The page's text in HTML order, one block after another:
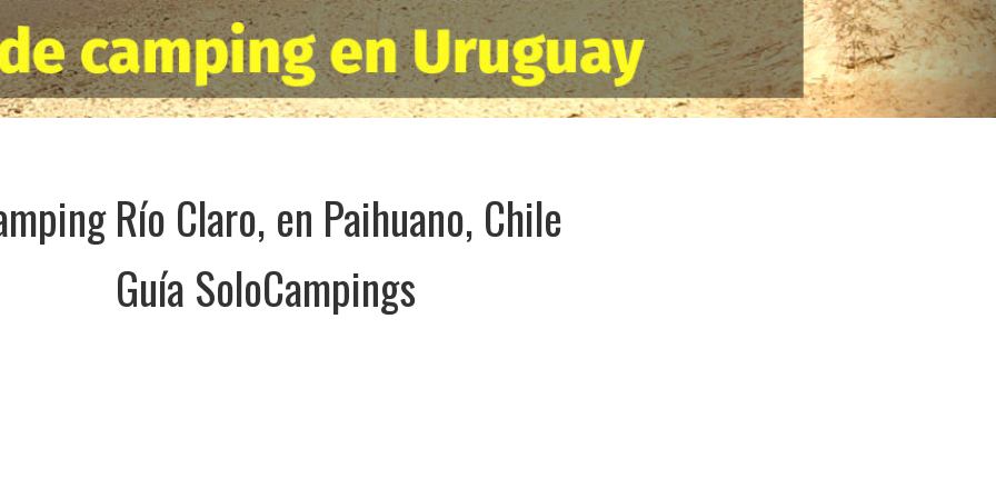
Río Claro, en Paihuano, Chile
Guía SoloCampings